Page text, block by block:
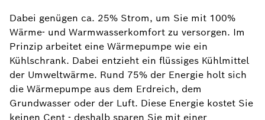
Dabei genügen ca. 25% Strom, um Sie mit 100%
Wärme- und Warmwasserkomfort zu versorgen. Im
Prinzip arbeitet eine Wärmepumpe wie ein
Kühlschrank. Dabei entzieht ein flüssiges Kühlmittel
der Umweltwärme. Rund 75% der Energie holt sich
die Wärmepumpe aus dem Erdreich, dem
Grundwasser oder der Luft. Diese Energie kostet Sie
keinen Cent - deshalb sparen Sie mit einer